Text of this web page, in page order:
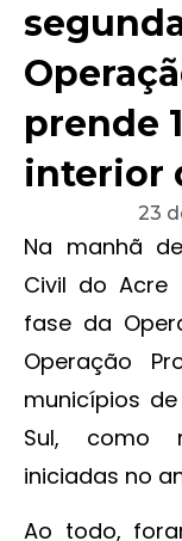
prende
interior
23
Na manhã
Civil do Acre
fase da
Operação
municípios
Sul, como
iniciadas no
Ao todo,